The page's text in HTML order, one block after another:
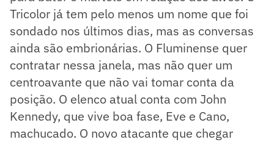
Tricolor já tem pelo menos um nome que foi
sondado nos últimos dias, mas as conversas
ainda são embrionárias. O Fluminense quer
contratar nessa janela, mas não quer um
centroavante que não vai tomar conta da
posição. O elenco atual conta com John
Kennedy, que vive boa fase, Eve e Cano,
machucado. O novo atacante que chegar